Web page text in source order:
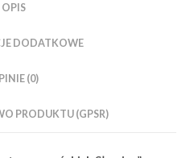
OPIS
DODATKOWE
(0)
PRODUKTU (GPSR)